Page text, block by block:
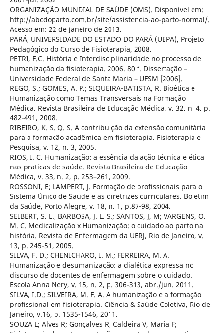
ORGANIZAÇÃO MUNDIAL DE SAÚDE (OMS). Disponível em:
http://abcdoparto.com.br/site/assistencia-ao-parto-normal/.
Acesso em: 22 de janeiro de 2013.
PARÁ, UNIVERSIDADE DO ESTADO DO PARÁ (UEPA), Projeto
Pedagógico do Curso de Fisioterapia, 2008.
PETRI, F.C. História e Interdisciplinaridade no processo de
humanização da fisioterapia. 2006. 80 f. Dissertação –
Universidade Federal de Santa Maria – UFSM [2006].
REGO, S.; GOMES, A. P.; SIQUEIRA-BATISTA, R. Bioética e
Humanização como Temas Transversais na Formação
Médica. Revista Brasileira de Educação Médica, v. 32, n. 4, p.
482-491, 2008.
RIBEIRO, K. S. Q. S. A contribuição da extensão comunitária
para a formação acadêmica em fisioterapia. Fisioterapia e
Pesquisa, v. 12, n. 3, 2005.
RIOS, I. C. Humanização: a essência da ação técnica e ética
nas praticas de saúde. Revista Brasileira de Educação
Médica, v. 33, n. 2, p. 253–261, 2009.
ROSSONI, E; LAMPERT, J. Formação de profissionais para o
Sistema Único de Saúde e as diretrizes curriculares. Boletim
da Saúde, Porto Alegre, v. 18, n. 1, p.87-98, 2004.
SEIBERT, S. L.; BARBOSA, J. L. S.; SANTOS, J, M; VARGENS, O.
M. C. Medicalização x Humanização: o cuidado ao parto na
história. Revista de Enfermagem da UERJ, Rio de Janeiro, v.
13, p. 245-51, 2005.
SILVA, F. D.; CHENICHARO, I. M.; FERREIRA, M. A.
Humanização e desumanização: a dialética expressa no
discurso de docentes de enfermagem sobre o cuidado.
Escola Anna Nery, v. 15, n. 2, p. 306-313, abr./jun. 2011.
SILVA, I.D.; SILVEIRA, M. F. A. A humanização e a formação
profissional em fisioterapia. Ciência & Saúde Coletiva, Rio de
Janeiro, v.16, p. 1535-1546, 2011.
SOUZA L; Alves R; Gonçalves R; Caldeira V, Maria F;